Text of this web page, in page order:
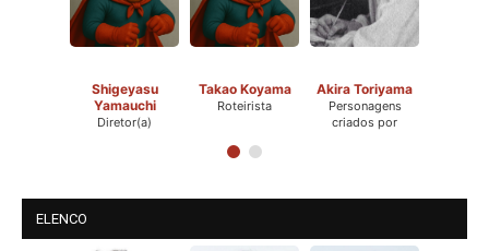
Shigeyasu
Yamauchi
Diretor(a)
Takao Koyama
Roteirista
Akira Toriyama
Personagens
criados por
ELENCO